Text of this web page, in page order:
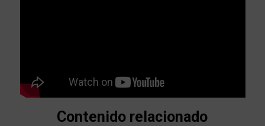
Contenido relacionado